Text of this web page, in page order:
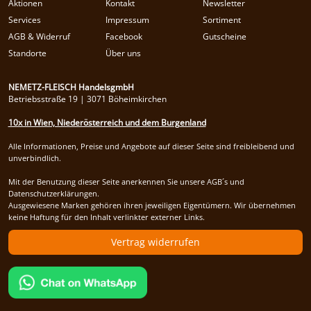
NEMETZ-DOGS
nass
trocken
Katzenfutter
Aktionen Kontakt
Newsletter
Services
Impressum
Sortiment
AGB & Widerruf
Facebook
Gutscheine
Standorte
Über uns
NEMETZ-FLEISCH HandelsgmbH
Betriebsstraße 19 | 3071 Böheimkirchen
10x in Wien, Niederösterreich und dem Burgenland
Alle Informationen, Preise und Angebote auf dieser Seite sind freibleibend und
unverbindlich.
Mit der Benutzung dieser Seite anerkennen Sie unsere AGB´s und
Datenschutzerklärungen.
Ausgewiesene Marken gehören ihren jeweiligen Eigentümern. Wir übernehmen
keine Haftung für den Inhalt verlinkter externer Links.
Vertrag widerrufen